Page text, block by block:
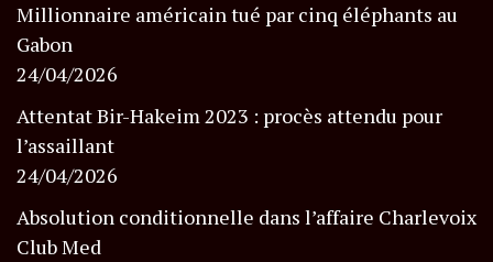
Millionnaire américain tué par cinq éléphants au
Gabon
24/04/2026
Attentat Bir-Hakeim 2023 : procès attendu pour
l’assaillant
24/04/2026
Absolution conditionnelle dans l’affaire Charlevoix
Club Med